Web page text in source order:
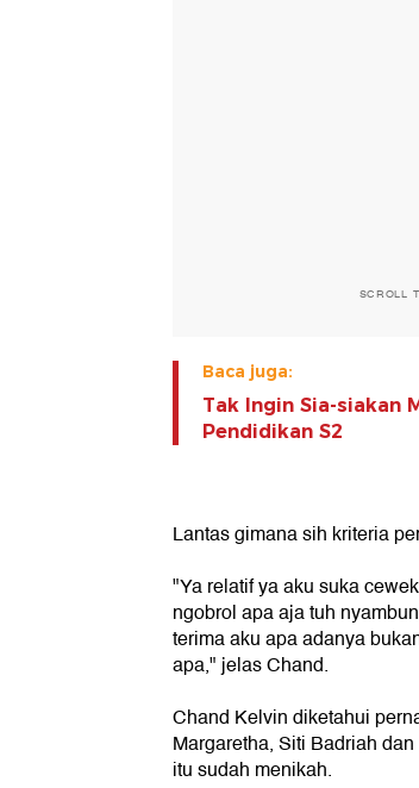
SCROLL
Baca juga:
Tak Ingin Sia-siakan
Pendidikan S2
Lantas gimana sih kriteria
"Ya relatif ya aku suka
ngobrol apa aja tuh
terima aku apa adanya
apa," jelas Chand.
Chand Kelvin diketahui
Margaretha, Siti Badriah
itu sudah menikah.